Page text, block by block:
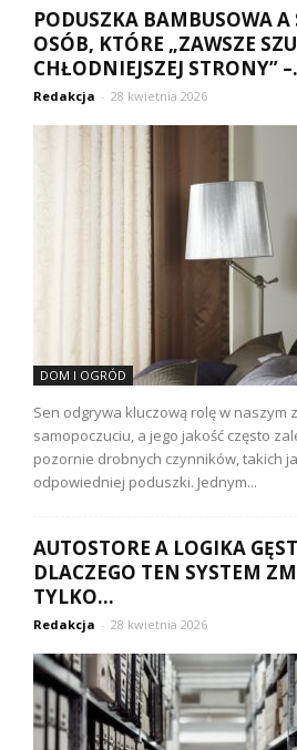
PODUSZKA BAMBUSOWA A
OSÓB, KTÓRE „ZAWSZE
CHŁODNIEJSZEJ STRONY”
Redakcja - 28 kwietnia 2026
DOM I OGRÓD
Sen odgrywa kluczową rolę w naszym
samopoczuciu, a jego jakość często
pozornie drobnych czynników, takich
odpowiedniej poduszki. Jednym...
AUTOSTORE A LOGIKA
DLACZEGO TEN SYSTEM
TYLKO...
Redakcja - 28 kwietnia 2026